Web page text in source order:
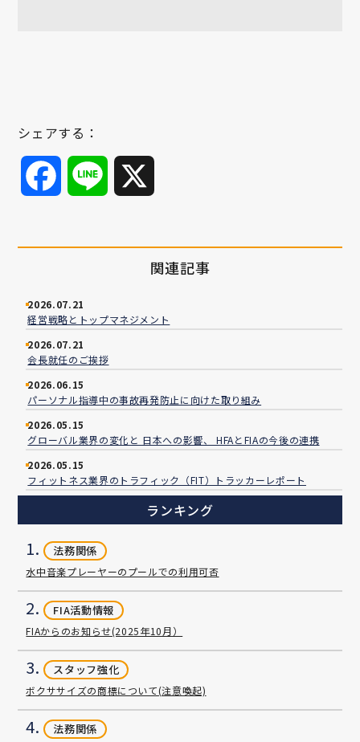
シェアする：
Facebook Line
関連記事
2026.07.21
経営戦略とトップマネジメント
2026.07.21
会長就任のご挨拶
2026.06.15
パーソナル指導中の事故再発防止に向けた取り組み
2026.05.15
グローバル業界の変化と 日本への影響、 HFAとFIAの今後の連携
2026.05.15
フィットネス業界のトラフィック（FIT）トラッカーレポート
ランキング
1. 法務関係
水中音楽プレーヤーのプールでの利用可否
2. FIA活動情報
FIAからのお知らせ(2025年10月）
3. スタッフ強化
ボクササイズの商標について(注意喚起)
4. 法務関係